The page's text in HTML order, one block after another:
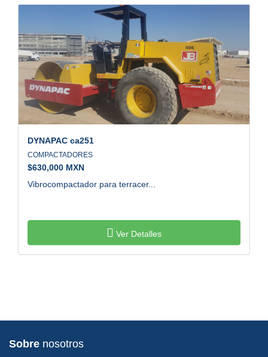
DYNAPAC ca251
COMPACTADORES
$630,000 MXN
Vibrocompactador para terracer...
Ver Detalles
Sobre nosotros